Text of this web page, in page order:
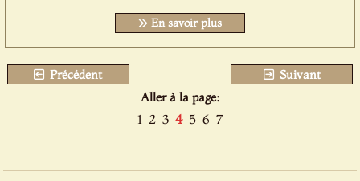
En savoir plus
Précédent
Suivant
Aller à la page:
1 2 3 4 5 6 7